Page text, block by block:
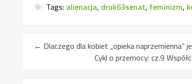
Tags: alienacja, druk63senat, feminizm,
← Dlaczego dla kobiet „opieka naprzemienna”
Cykl o przemocy: cz.9